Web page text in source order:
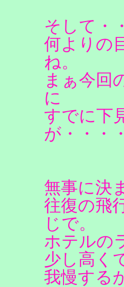
そして・
何よりの
ね。
まぁ今回
に
すでに下
が・・・・
無事に決
往復の飛
じで。
ホテルの
少し高く
我慢する